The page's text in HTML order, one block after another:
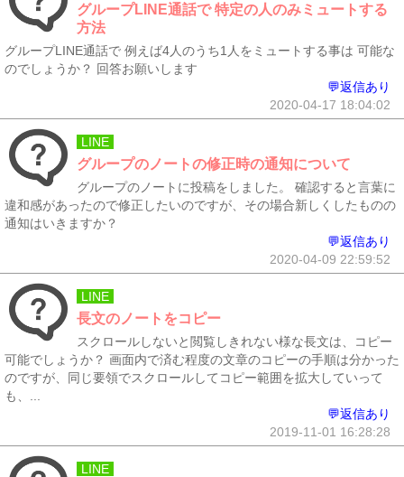
グループLINE通話で 特定の人のみミュートする
方法
グループLINE通話で 例えば4人のうち1人をミュートする事は 可能な
のでしょうか？ 回答お願いします
💬返信あり
2020-04-17 18:04:02
LINE
グループのノートの修正時の通知について
グループのノートに投稿をしました。 確認すると言葉に
違和感があったので修正したいのですが、その場合新しくしたものの
通知はいきますか？
💬返信あり
2020-04-09 22:59:52
LINE
長文のノートをコピー
スクロールしないと閲覧しきれない様な長文は、コピー
可能でしょうか？ 画面内で済む程度の文章のコピーの手順は分かった
のですが、同じ要領でスクロールしてコピー範囲を拡大していって
も、...
💬返信あり
2019-11-01 16:28:28
LINE